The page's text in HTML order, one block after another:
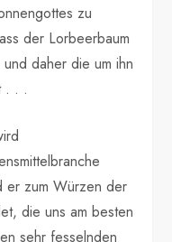
zu
der Lorbeerbaum
daher die um ihn
. . .
er zum Würzen der
die uns am besten
sehr fesselnden